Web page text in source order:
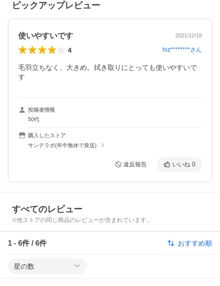
ピックアップレビュー
使いやすいです 2021/12/18
4 hiz********さん
毛羽立ちなく、大きめ。拭き取りにとっても使いやすいで
す
投稿者情報
50代
購入したストア
サンテラボ(年中無休で発送)
違反報告 いいね 0
すべてのレビュー
※他ストアの同じ商品のレビューが含まれています。
1 - 6件 / 6件 おすすめ順
星の数